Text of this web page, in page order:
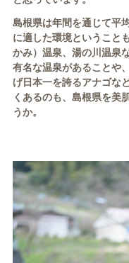
島根県は年間を通じて平
に適した環境ということ
かみ）温泉、湯の川温泉
有名な温泉があることや
げ日本一を誇るアナゴな
くあるのも、島根県を美
うか。